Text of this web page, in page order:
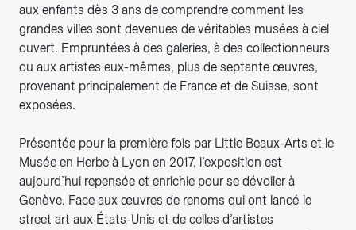
aux enfants dès 3 ans de comprendre comment les
grandes villes sont devenues de véritables musées à ciel
ouvert. Empruntées à des galeries, à des collectionneurs
ou aux artistes eux-mêmes, plus de septante œuvres,
provenant principalement de France et de Suisse, sont
exposées.
Présentée pour la première fois par Little Beaux-Arts et le
Musée en Herbe à Lyon en 2017, l’exposition est
aujourd’hui repensée et enrichie pour se dévoiler à
Genève. Face aux œuvres de renoms qui ont lancé le
street art aux États-Unis et de celles d’artistes